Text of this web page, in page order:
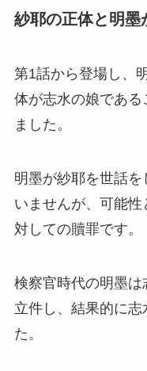
紗耶の正体と明墨
第1話から登場し、
体が志水の娘である
ました。
明墨が紗耶を世話
いませんが、可能
対しての贖罪です。
検察官時代の明墨
立件し、結果的に
た。